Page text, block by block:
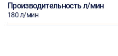
Производительность л/мин
180 л/мин